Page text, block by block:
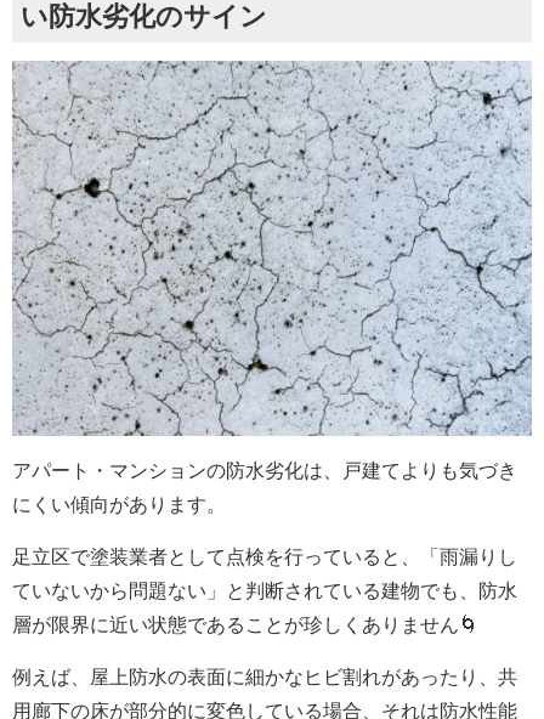
い防水劣化のサイン
アパート・マンションの防水劣化は、戸建てよりも気づき
にくい傾向があります。
足立区で塗装業者として点検を行っていると、「雨漏りし
ていないから問題ない」と判断されている建物でも、防水
層が限界に近い状態であることが珍しくありません🌀
例えば、屋上防水の表面に細かなヒビ割れがあったり、共
用廊下の床が部分的に変色している場合、それは防水性能